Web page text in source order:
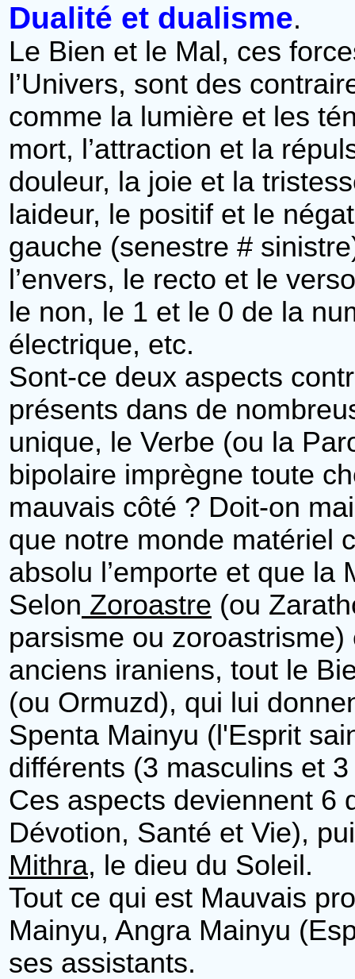
Dualité et dualisme.
Le Bien et le Mal, ces
l’Univers, sont des
comme la lumière et les
mort, l’attraction et la
douleur, la joie et la
laideur, le positif et le
gauche (senestre #
l’envers, le recto et le
le non, le 1 et le 0 de la
électrique, etc.
Sont-ce deux aspects
présents dans de
unique, le Verbe (ou la
bipolaire imprègne toute
mauvais côté ? Doit-on
que notre monde matériel
absolu l’emporte et que la
Selon Zoroastre (ou
parsisme ou
anciens iraniens, tout le
(ou Ormuzd), qui lui
Spenta Mainyu (l'Esprit
différents (3 masculins et
Ces aspects deviennent 6
Dévotion, Santé et Vie),
Mithra, le dieu du Soleil.
Tout ce qui est Mauvais
Mainyu, Angra Mainyu
ses assistants.